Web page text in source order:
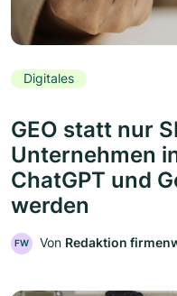
Digitales
GEO statt nur
Unternehmen
ChatGPT und
werden
FW Von Redaktion